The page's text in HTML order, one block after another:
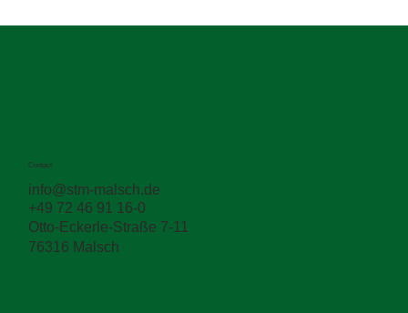
Contact
info@stm-malsch.de
+49 72 46 91 16-0
Otto-Eckerle-Straße 7-11
76316 Malsch